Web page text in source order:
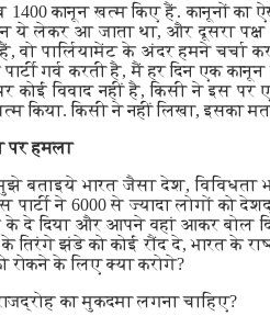
1400 कानून खत्म किए हैं. कानूनों
ये लेकर आ जाता था, और दूसरा
पार्लियामेंट के अंदर हमने चर्चा
गर्व करती है, मैं हर दिन एक
कोई विवाद नहीं है, किसी ने इस पर
किया. किसी ने नहीं लिखा, इसका
पर हमला
बताइये भारत जैसा देश, विविधता
ने 6000 से ज्यादा लोगों को
के दे दिया और आपने वहां आकर बोल
झंडे को कोई रौंद दे, भारत के
रोकने के लिए क्या करोगे?
का मुकदमा लगना चाहिए?